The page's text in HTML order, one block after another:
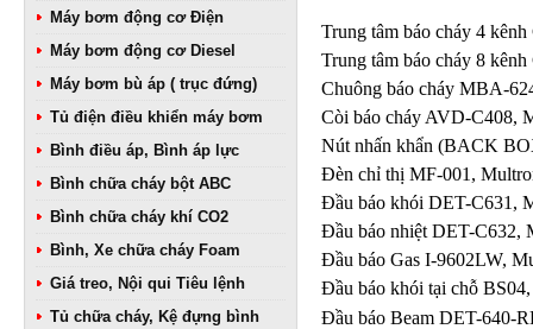
Máy bơm động cơ Điện
Máy bơm động cơ Diesel
Máy bơm bù áp ( trục đứng)
Tủ điện điều khiển máy bơm
Bình điều áp, Bình áp lực
Bình chữa cháy bột ABC
Bình chữa cháy khí CO2
Bình, Xe chữa cháy Foam
Giá treo, Nội qui Tiêu lệnh
Tủ chữa cháy, Kệ đựng bình
Trung tâm báo cháy 4
Trung tâm báo cháy 8
Chuông báo cháy MBA-
Còi báo cháy AVD-C408,
Nút nhấn khẩn (BACK
Đèn chỉ thị MF-001,
Đầu báo khói DET-C631,
Đầu báo nhiệt DET-C632,
Đầu báo Gas I-9602LW,
Đầu báo khói tại chỗ
Đầu báo Beam DET-640-